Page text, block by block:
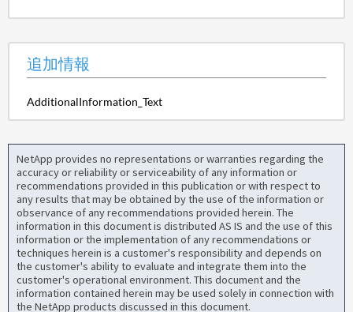
追加情報
AdditionalInformation_Text
NetApp provides no representations or warranties regarding the
accuracy or reliability or serviceability of any information or
recommendations provided in this publication or with respect to
any results that may be obtained by the use of the information or
observance of any recommendations provided herein. The
information in this document is distributed AS IS and the use of this
information or the implementation of any recommendations or
techniques herein is a customer's responsibility and depends on
the customer's ability to evaluate and integrate them into the
customer's operational environment. This document and the
information contained herein may be used solely in connection with
the NetApp products discussed in this document.